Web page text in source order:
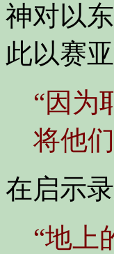
神对以
此以赛
“因为
将他
在启示
“地上